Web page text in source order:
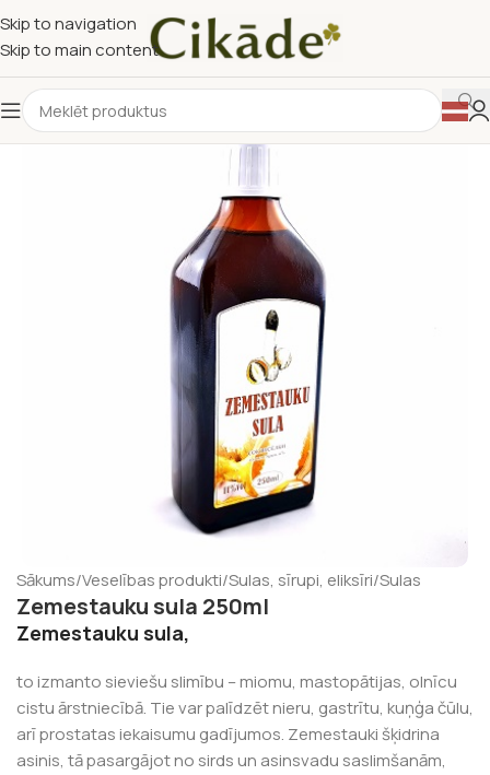
Skip to navigation
Skip to main content
Sākums/Veselības produkti/Sulas, sīrupi, eliksīri/Sulas
Zemestauku sula 250ml
Zemestauku sula,
to izmanto sieviešu slimību – miomu, mastopātijas, olnīcu
cistu ārstniecībā. Tie var palīdzēt nieru, gastrītu, kuņģa čūlu,
arī prostatas iekaisumu gadījumos. Zemestauki šķidrina
asinis, tā pasargājot no sirds un asinsvadu saslimšanām,